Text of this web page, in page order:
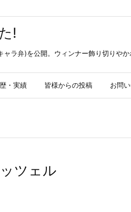
!
ラ弁)を公開。ウィンナー飾り切りや
・実績 皆様からの投稿 お問
ツェル